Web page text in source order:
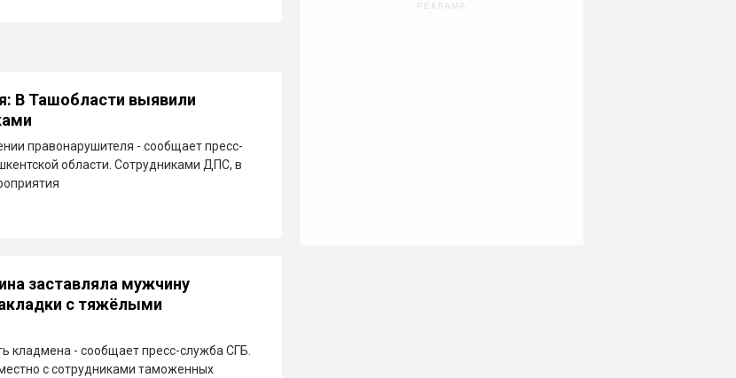
В Ташобласти выявили
правонарушителя - сообщает пресс-
области. Сотрудниками ДПС, в
заставляла мужчину
с тяжёлыми
кладмена - сообщает пресс-служба СГБ.
с сотрудниками таможенных